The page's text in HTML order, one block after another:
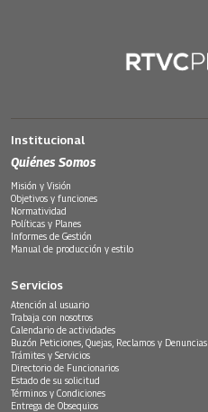
Institucional
Quiénes Somos
Misión y Visión
Objetivos y funciones
Normatividad
Políticas y Planes
Informes de Gestión
Manual de producción y estilo
Servicios
Atención al usuario
Trabaja con nosotros
Calendario de actividades
Buzón Peticiones, Quejas, Reclamos y Denuncias
Trámites y Servicios
Directorio de Funcionarios
Estado de su solicitud
Términos y Condiciones
Entrega de Obsequios